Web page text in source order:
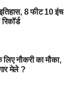
के रहने
इतिहास, 8 फीट 10 इंच
नौकरी का मौका,
मेले ?